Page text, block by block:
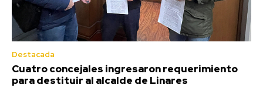
Destacada
Cuatro concejales ingresaron requerimiento
para destituir al alcalde de Linares